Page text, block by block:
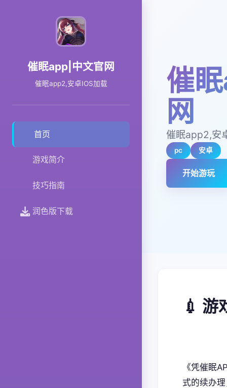
催眠app|中文官网
催眠app2,安卓IOS加载
首页
游戏简介
技巧指南
润色版下载
催
网
催眠app2,安
pc 安卓
开始游玩
💉 游
《凭催眠
式的续办